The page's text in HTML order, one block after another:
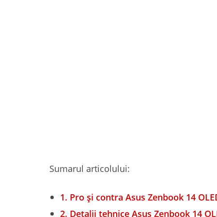
Sumarul articolului:
1. Pro și contra Asus Zenbook 14
2. Detalii tehnice Asus Zenbook 14